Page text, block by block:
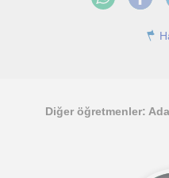
Diğer öğretmenler: